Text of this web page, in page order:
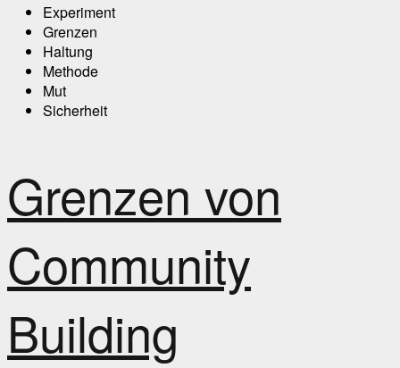
Experiment
Grenzen
Haltung
Methode
Mut
Sicherheit
Grenzen von
Community
Building